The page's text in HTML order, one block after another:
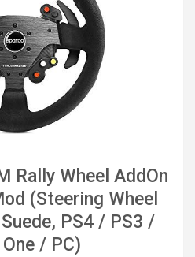
Rally Wheel AddOn
(Steering Wheel
PS4 / PS3 /
/ PC)